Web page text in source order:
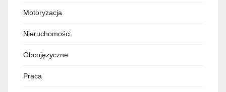
Motoryzacja
Nieruchomości
Obcojęzyczne
Praca